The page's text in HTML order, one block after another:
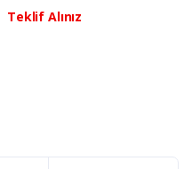
Teklif Alınız